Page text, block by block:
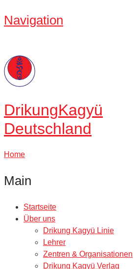
Navigation
DrikungKagyü
Deutschland
Home
Main
Startseite
Über uns
Drikung Kagyü Linie
Lehrer
Zentren & Organisationen
Drikung Kagyü Verlag